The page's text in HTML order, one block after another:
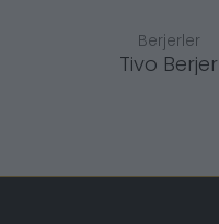
Berjerler
Tivo Berjer